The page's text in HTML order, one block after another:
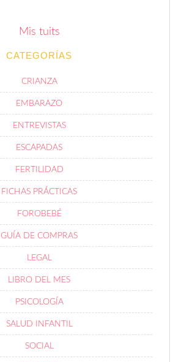
Mis tuits
CATEGORÍAS
CRIANZA
EMBARAZO
ENTREVISTAS
ESCAPADAS
FERTILIDAD
FICHAS PRÁCTICAS
FOROBEBÉ
GUÍA DE COMPRAS
LEGAL
LIBRO DEL MES
PSICOLOGÍA
SALUD INFANTIL
SOCIAL